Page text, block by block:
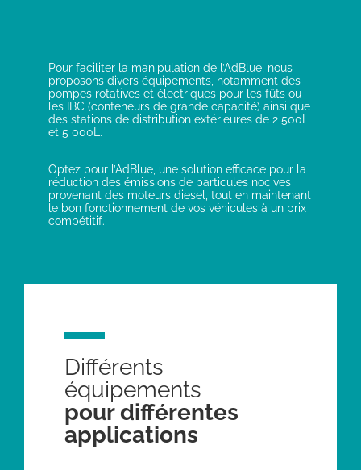
Pour faciliter la manipulation de l’AdBlue, nous
proposons divers équipements, notamment des
pompes rotatives et électriques pour les fûts ou
les IBC (conteneurs de grande capacité) ainsi que
des stations de distribution extérieures de 2 500L
et 5 000L.
Optez pour l’AdBlue, une solution efficace pour la
réduction des émissions de particules nocives
provenant des moteurs diesel, tout en maintenant
le bon fonctionnement de vos véhicules à un prix
compétitif.
Différents
équipements
pour différentes
applications